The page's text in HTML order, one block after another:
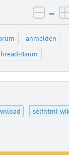
–
anmelden
Baum
selfhtml-